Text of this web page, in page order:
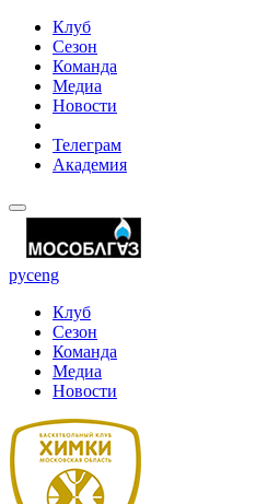
Клуб
Сезон
Команда
Медиа
Новости
Телеграм
Академия
русeng
Клуб
Сезон
Команда
Медиа
Новости